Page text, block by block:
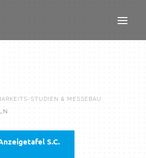
STUDIEN & MESSEBAU
S.C.